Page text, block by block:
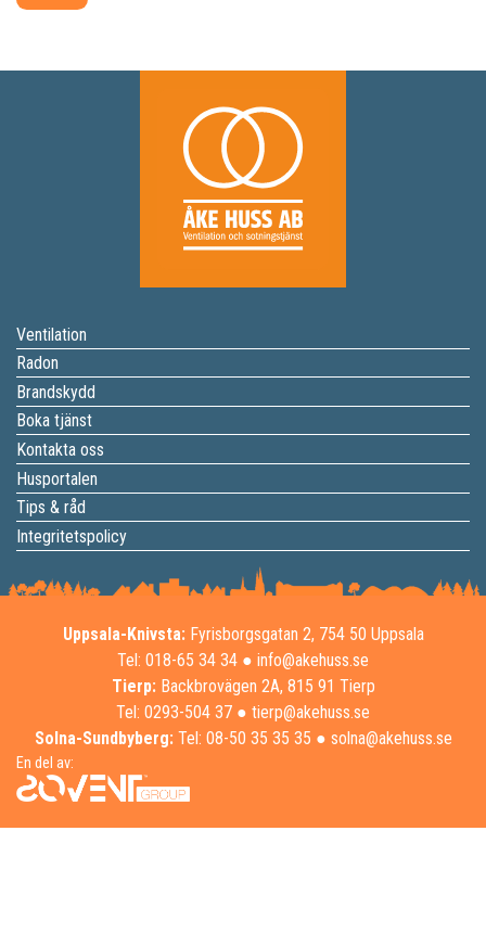
Ventilation
Radon
Brandskydd
Boka tjänst
Kontakta oss
Husportalen
Tips & råd
Integritetspolicy
Uppsala-Knivsta:Fyrisborgsgatan 2, 754 50 Uppsala
Tel: 018-65 34 34 ● info@akehuss.se
Tierp:Backbrovägen 2A, 815 91 Tierp
Tel: 0293-504 37 ● tierp@akehuss.se
Solna-Sundbyberg: Tel: 08-50 35 35 35 ● solna@akehuss.se
En del av: